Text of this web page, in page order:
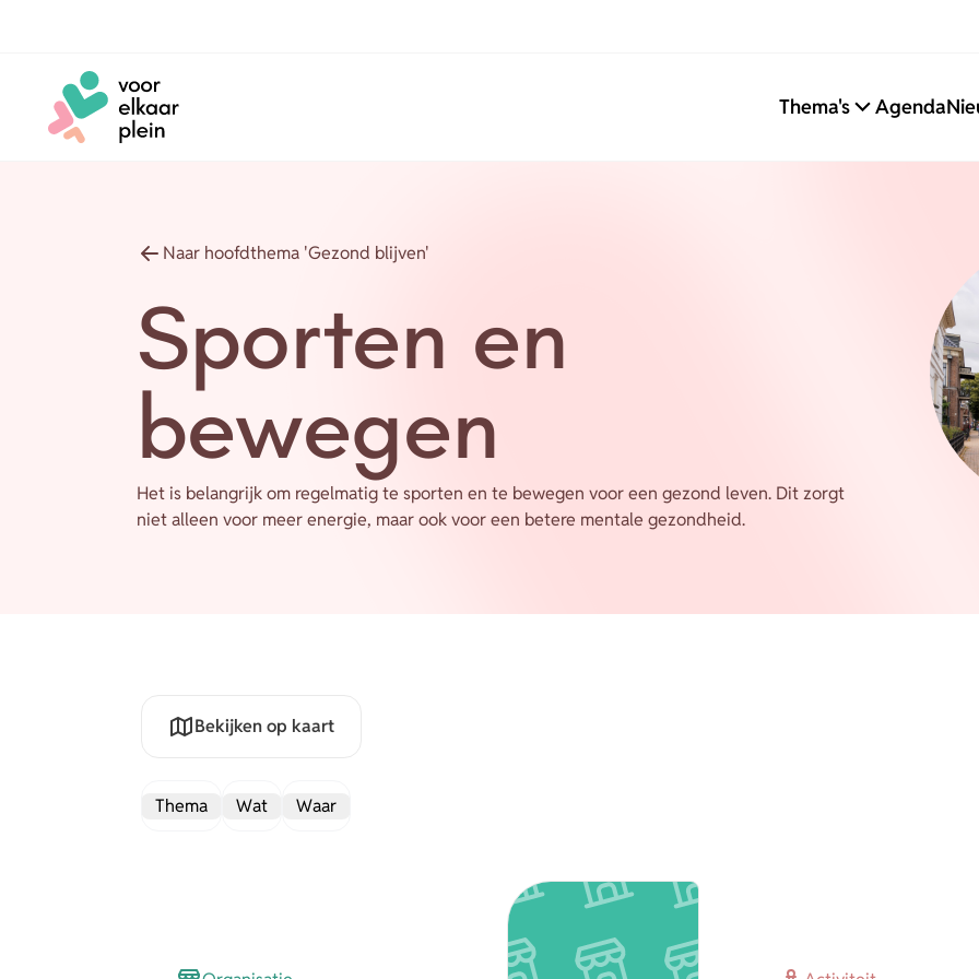
Thema's Agenda
Naar hoofdthema 'Gezond blijven'
Sporten en
bewegen
Het is belangrijk om regelmatig te sporten en te bewegen voor een gezond leven. Dit zorgt
niet alleen voor meer energie, maar ook voor een betere mentale gezondheid.
Bekijken op kaart
Thema Wat Waar